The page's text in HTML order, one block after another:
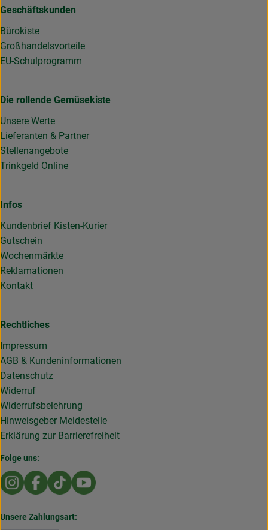
Geschäftskunden
Bürokiste
Großhandelsvorteile
EU-Schulprogramm
Die rollende Gemüsekiste
Unsere Werte
Lieferanten & Partner
Stellenangebote
Trinkgeld Online
Infos
Kundenbrief Kisten-Kurier
Gutschein
Wochenmärkte
Reklamationen
Kontakt
Rechtliches
Impressum
AGB & Kundeninformationen
Datenschutz
Widerruf
Widerrufsbelehrung
Hinweisgeber Meldestelle
Erklärung zur Barrierefreiheit
Folge uns:
Externer Link zu https://www.instagram.com/
Externer Link zu https://www.facebook.com/
Externer Link zu https://www.tiktok.com/
Externer Link zu https://
Unsere Zahlungsart: